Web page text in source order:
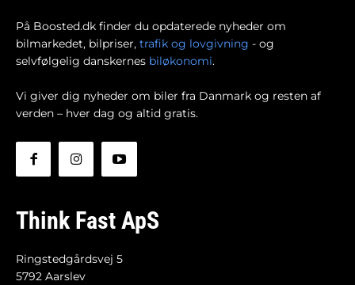
På Boosted.dk finder du opdaterede nyheder om
bilmarkedet, bilpriser, trafik og lovgivning - og
selvfølgelig danskernes biløkonomi.
Vi giver dig nyheder om biler fra Danmark og resten af
verden – hver dag og altid gratis.
Think Fast ApS
Ringstedgårdsvej 5
5792 Aarslev